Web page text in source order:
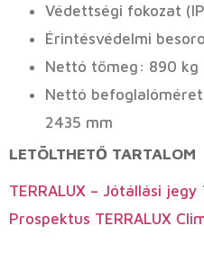
Védettségi fokozat
Érintésvédelmi
Nettó tömeg: 890 kg
Nettó
2435 mm
LETÖLTHETŐ TARTALOM
TERRALUX – Jótállási jegy
Prospektus TERRALUX